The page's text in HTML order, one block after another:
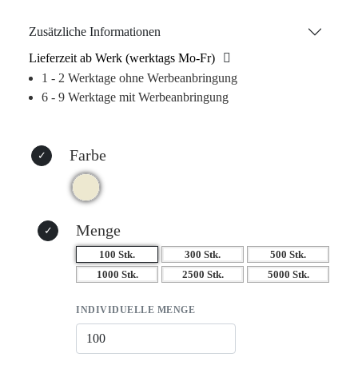
unterstützt sie zudem den Umweltschutz. Kein Wunder,
dass dieses Produkt Rekorde bricht!
Zusätzliche Informationen
Lieferzeit ab Werk (werktags Mo-Fr)
1 - 2 Werktage ohne Werbeanbringung
6 - 9 Werktage mit Werbeanbringung
Farbe
Menge
100 Stk. 300 Stk.
500 Stk.
1000 Stk.
2500 Stk. 5000 Stk.
INDIVIDUELLE MENGE